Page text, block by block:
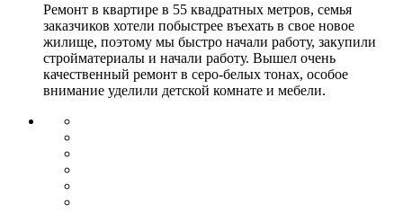
Ремонт в квартире в 55 квадратных метров, семья
заказчиков хотели побыстрее въехать в свое новое
жилище, поэтому мы быстро начали работу, закупили
стройматериалы и начали работу. Вышел очень
качественный ремонт в серо-белых тонах, особое
внимание уделили детской комнате и мебели.